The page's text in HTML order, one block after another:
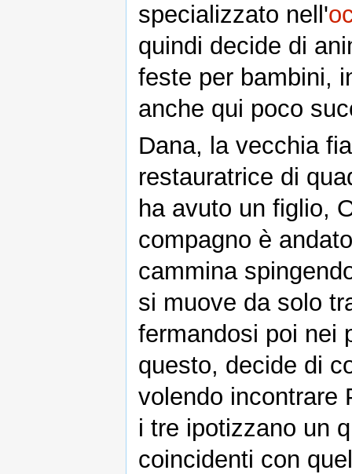
specializzato nell'
quindi decide di
feste per bambini,
anche qui poco
Dana, la vecchia
restauratrice di
ha avuto un figlio,
compagno è
cammina
si muove da solo
fermandosi poi nei
questo, decide di
volendo incontrare
i tre ipotizzano un
coincidenti con